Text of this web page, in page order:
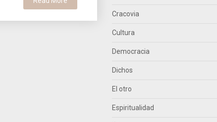
Cracovia
Cultura
Democracia
Dichos
El otro
Espiritualidad